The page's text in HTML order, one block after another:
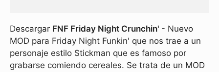
Descargar FNF Friday Night Crunchin' - Nuevo
MOD para Friday Night Funkin' que nos trae a un
personaje estilo Stickman que es famoso por
grabarse comiendo cereales. Se trata de un MOD